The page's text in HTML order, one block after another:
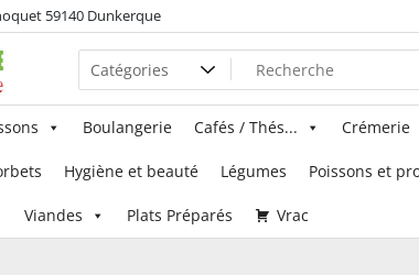
59140 Dunkerque
Boulangerie Cafés / Thés... Crémerie
Hygiène et beauté Légumes Poissons et
Viandes Plats Préparés Vrac